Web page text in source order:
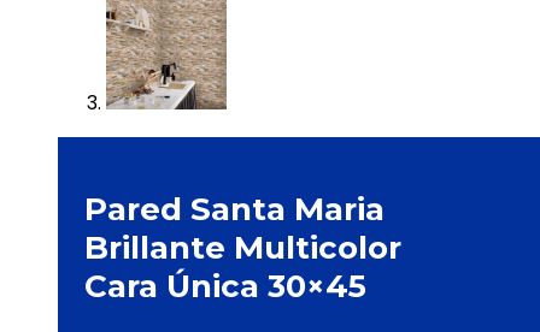
Pared Santa Maria
Brillante Multicolor
Cara Única 30×45